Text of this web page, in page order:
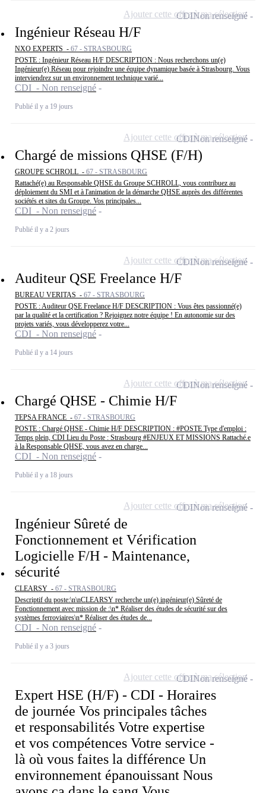
Ingénieur Réseau H/F
NXO EXPERTS - 67 - STRASBOURG
POSTE : Ingénieur Réseau H/F DESCRIPTION : Nous recherchons un(e)
Ingénieur(e) Réseau pour rejoindre une équipe dynamique basée à Strasbourg. Vous
interviendrez sur un environnement technique varié...
CDI - Non renseigné
Publié il y a 19 jours
CDINon renseigné
Ajouter cette offre à ma sélection
Chargé de missions QHSE (F/H)
GROUPE SCHROLL - 67 - STRASBOURG
Rattaché(e) au Responsable QHSE du Groupe SCHROLL, vous contribuez au
déploiement du SMI et à l'animation de la démarche QHSE auprès des différentes
sociétés et sites du Groupe. Vos principales...
CDI - Non renseigné
Publié il y a 2 jours
CDINon renseigné
Ajouter cette offre à ma sélection
Auditeur QSE Freelance H/F
BUREAU VERITAS - 67 - STRASBOURG
POSTE : Auditeur QSE Freelance H/F DESCRIPTION : Vous êtes passionné(e)
par la qualité et la certification ? Rejoignez notre équipe ! En autonomie sur des
projets variés, vous développerez votre...
CDI - Non renseigné
Publié il y a 14 jours
CDINon renseigné
Ajouter cette offre à ma sélection
Chargé QHSE - Chimie H/F
TEPSA FRANCE - 67 - STRASBOURG
POSTE : Chargé QHSE - Chimie H/F DESCRIPTION : #POSTE Type d'emploi :
Temps plein, CDI Lieu du Poste : Strasbourg #ENJEUX ET MISSIONS Rattaché.e
à la Responsable QHSE, vous avez en charge...
CDI - Non renseigné
Publié il y a 18 jours
CDINon renseigné
Ajouter cette offre à ma sélection
Ingénieur Sûreté de
Fonctionnement et Vérification
Logicielle F/H - Maintenance,
sécurité
CLEARSY - 67 - STRASBOURG
Descriptif du poste:\n\nCLEARSY recherche un(e) ingénieur(e) Sûreté de
Fonctionnement avec mission de :\n* Réaliser des études de sécurité sur des
systèmes ferroviaires\n* Réaliser des études de...
CDI - Non renseigné
Publié il y a 3 jours
CDINon renseigné
Ajouter cette offre à ma sélection
Expert HSE (H/F) - CDI - Horaires
de journée Vos principales tâches
et responsabilités Votre expertise
et vos compétences Votre service -
là où vous faites la différence Un
environnement épanouissant Nous
CDINon renseigné
Ajouter cette offre à ma sélection